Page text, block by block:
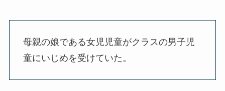
母親の娘である女児児童がクラスの男子児
童にいじめを受けていた。